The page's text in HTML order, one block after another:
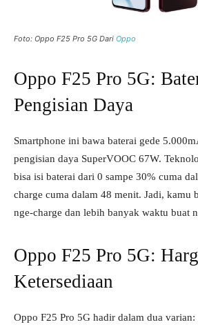
Foto: Oppo F25 Pro 5G Dari Oppo
Oppo F25 Pro 5G:
Pengisian Daya
Smartphone ini bawa baterai gede
pengisian daya SuperVOOC 67W.
bisa isi baterai dari 0 sampe 30% cuma
charge cuma dalam 48 menit. Jadi, kamu
nge-charge dan lebih banyak waktu buat
Oppo F25 Pro 5G:
Ketersediaan
Oppo F25 Pro 5G hadir dalam dua